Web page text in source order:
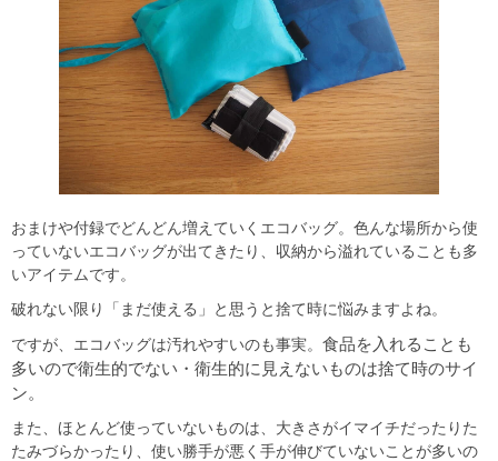
おまけや付録でどんどん増えていくエコバッグ。色んな場所から使
っていないエコバッグが出てきたり、収納から溢れていることも多
いアイテムです。
破れない限り「まだ使える」と思うと捨て時に悩みますよね。
ですが、エコバッグは汚れやすいのも事実。 食品を入れることも
多いので衛生的でない・衛生的に見えないものは捨て時のサイ
ン。
また、ほとんど使っていないものは、大きさがイマイチだったりた
たみづらかったり、使い勝手が悪く手が伸びていないことが多いの